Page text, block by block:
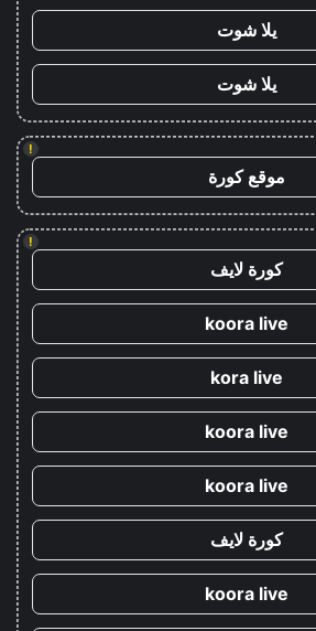
يلا شوت
يلا شوت
!
موقع كورة
!
كورة لايف
koora live
kora live
koora live
koora live
كورة لايف
koora live